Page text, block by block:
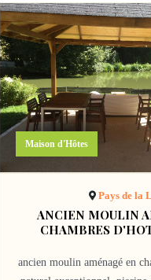
Maison d'Hôtes
Pays de la
ANCIEN MOULIN
CHAMBRES
ancien moulin aménagé en